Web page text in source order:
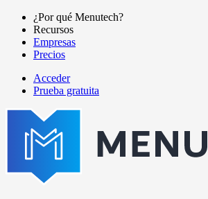
Pasar
contenido
principal
Main
navigation
¿Por qué Menutech?
Recursos
Empresas
Precios
menutech
navigation
Acceder
Prueba gratuita